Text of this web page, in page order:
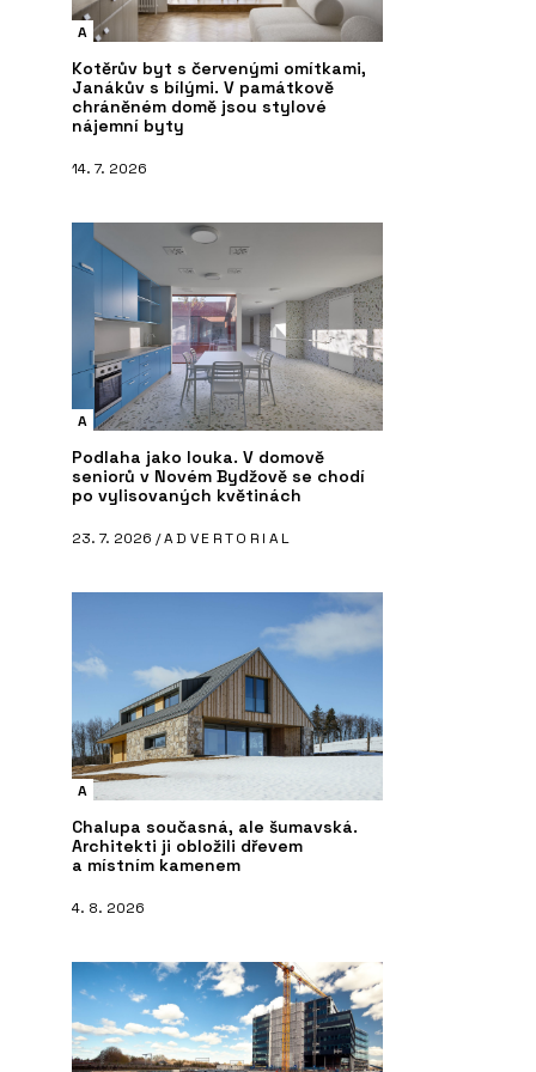
A
Kotěrův byt s červenými omítkami,
Janákův s bílými. V památkově
chráněném domě jsou stylové
nájemní byty
14. 7. 2026
A
Podlaha jako louka. V domově
seniorů v Novém Bydžově se chodí
po vylisovaných květinách
23. 7. 2026 /ADVERTORIAL
A
Chalupa současná, ale šumavská.
Architekti ji obložili dřevem
a místním kamenem
4. 8. 2026